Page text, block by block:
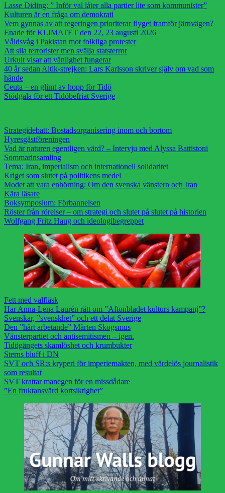
Lasse Diding: ” Inför val låter alla partier lite som kommunister”
Kulturen är en fråga om demokrati
Vem gynnas av att regeringen prioriterar flyget framför järnvägen?
Enade för KLIMATET den 22, 23 augusti 2026
Våldsvåg i Pakistan mot folkliga protester
Att sila terrorister men svälja statsterror
Urkult visar att vänlighet fungerar
40 år sedan Aitik-strejken: Lars Karlsson skriver själv om vad som
hände
Ceuta – en glimt av hopp för Tidö
Stödgala för ett Tidöbefriat Sverige
Strategidebatt: Bostadsorganisering inom och bortom
Hyresgästföreningen
Vad är naturen egentligen värd? – Intervju med Alyssa Battistoni
Sommarinsamling
Tema: Iran, imperialism och internationell solidaritet
Kriget som slutet på politikens medel
Modet att vara enhörning: Om den svenska vänstern och Iran
Kära läsare
Boksymposium: Förbannelsen
Röster från rörelser – om strategi och slutet på slutet på historien
Wolfgang Fritz Haug och ideologibegreppet
Fett med valfläsk
Har Anna-Lena Laurén rätt om ”Aftonbladet kulturs kampanj”?
Svenskar, ”svenskhet” och ett delat Sverige
Den ”hårt arbetande” Mårten Skogsmus
Vänsterpartiet och antisemitismen – igen.
Tidögängets skamlöshet och krumbukter
Sterns bluff i DN
SVT och SR:s kryperi för imperiemakten, med värdelös journalistik
som resultat
SVT krattar manegen för en missdådare
”En fruktansvärd kortsiktighet”